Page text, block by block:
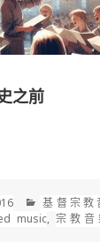
之前
分
類
基督宗教
music, 宗教音
樂簡史之前